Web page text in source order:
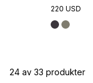
220 USD
24 av 33 produkter